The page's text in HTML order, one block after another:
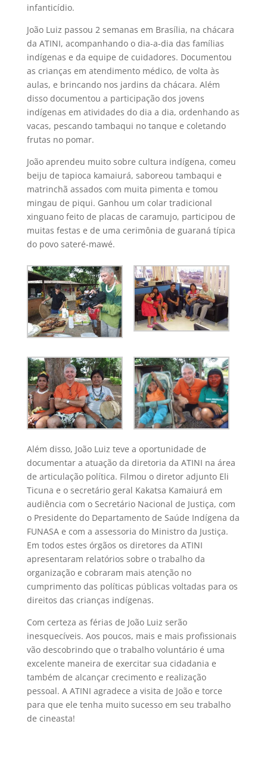
infanticídio.
João Luiz passou 2 semanas em Brasília, na chácara
da ATINI, acompanhando o dia-a-dia das famílias
indígenas e da equipe de cuidadores. Documentou
as crianças em atendimento médico, de volta às
aulas, e brincando nos jardins da chácara. Além
disso documentou a participação dos jovens
indígenas em atividades do dia a dia, ordenhando as
vacas, pescando tambaqui no tanque e coletando
frutas no pomar.
João aprendeu muito sobre cultura indígena, comeu
beiju de tapioca kamaiurá, saboreou tambaqui e
matrinchã assados com muita pimenta e tomou
mingau de piqui. Ganhou um colar tradicional
xinguano feito de placas de caramujo, participou de
muitas festas e de uma cerimônia de guaraná típica
do povo sateré-mawé.
Além disso, João Luiz teve a oportunidade de
documentar a atuação da diretoria da ATINI na área
de articulação política. Filmou o diretor adjunto Eli
Ticuna e o secretário geral Kakatsa Kamaiurá em
audiência com o Secretário Nacional de Justiça, com
o Presidente do Departamento de Saúde Indígena da
FUNASA e com a assessoria do Ministro da Justiça.
Em todos estes órgãos os diretores da ATINI
apresentaram relatórios sobre o trabalho da
organização e cobraram mais atenção no
cumprimento das políticas públicas voltadas para os
direitos das crianças indígenas.
Com certeza as férias de João Luiz serão
inesquecíveis. Aos poucos, mais e mais profissionais
vão descobrindo que o trabalho voluntário é uma
excelente maneira de exercitar sua cidadania e
também de alcançar crecimento e realização
pessoal. A ATINI agradece a visita de João e torce
para que ele tenha muito sucesso em seu trabalho
de cineasta!